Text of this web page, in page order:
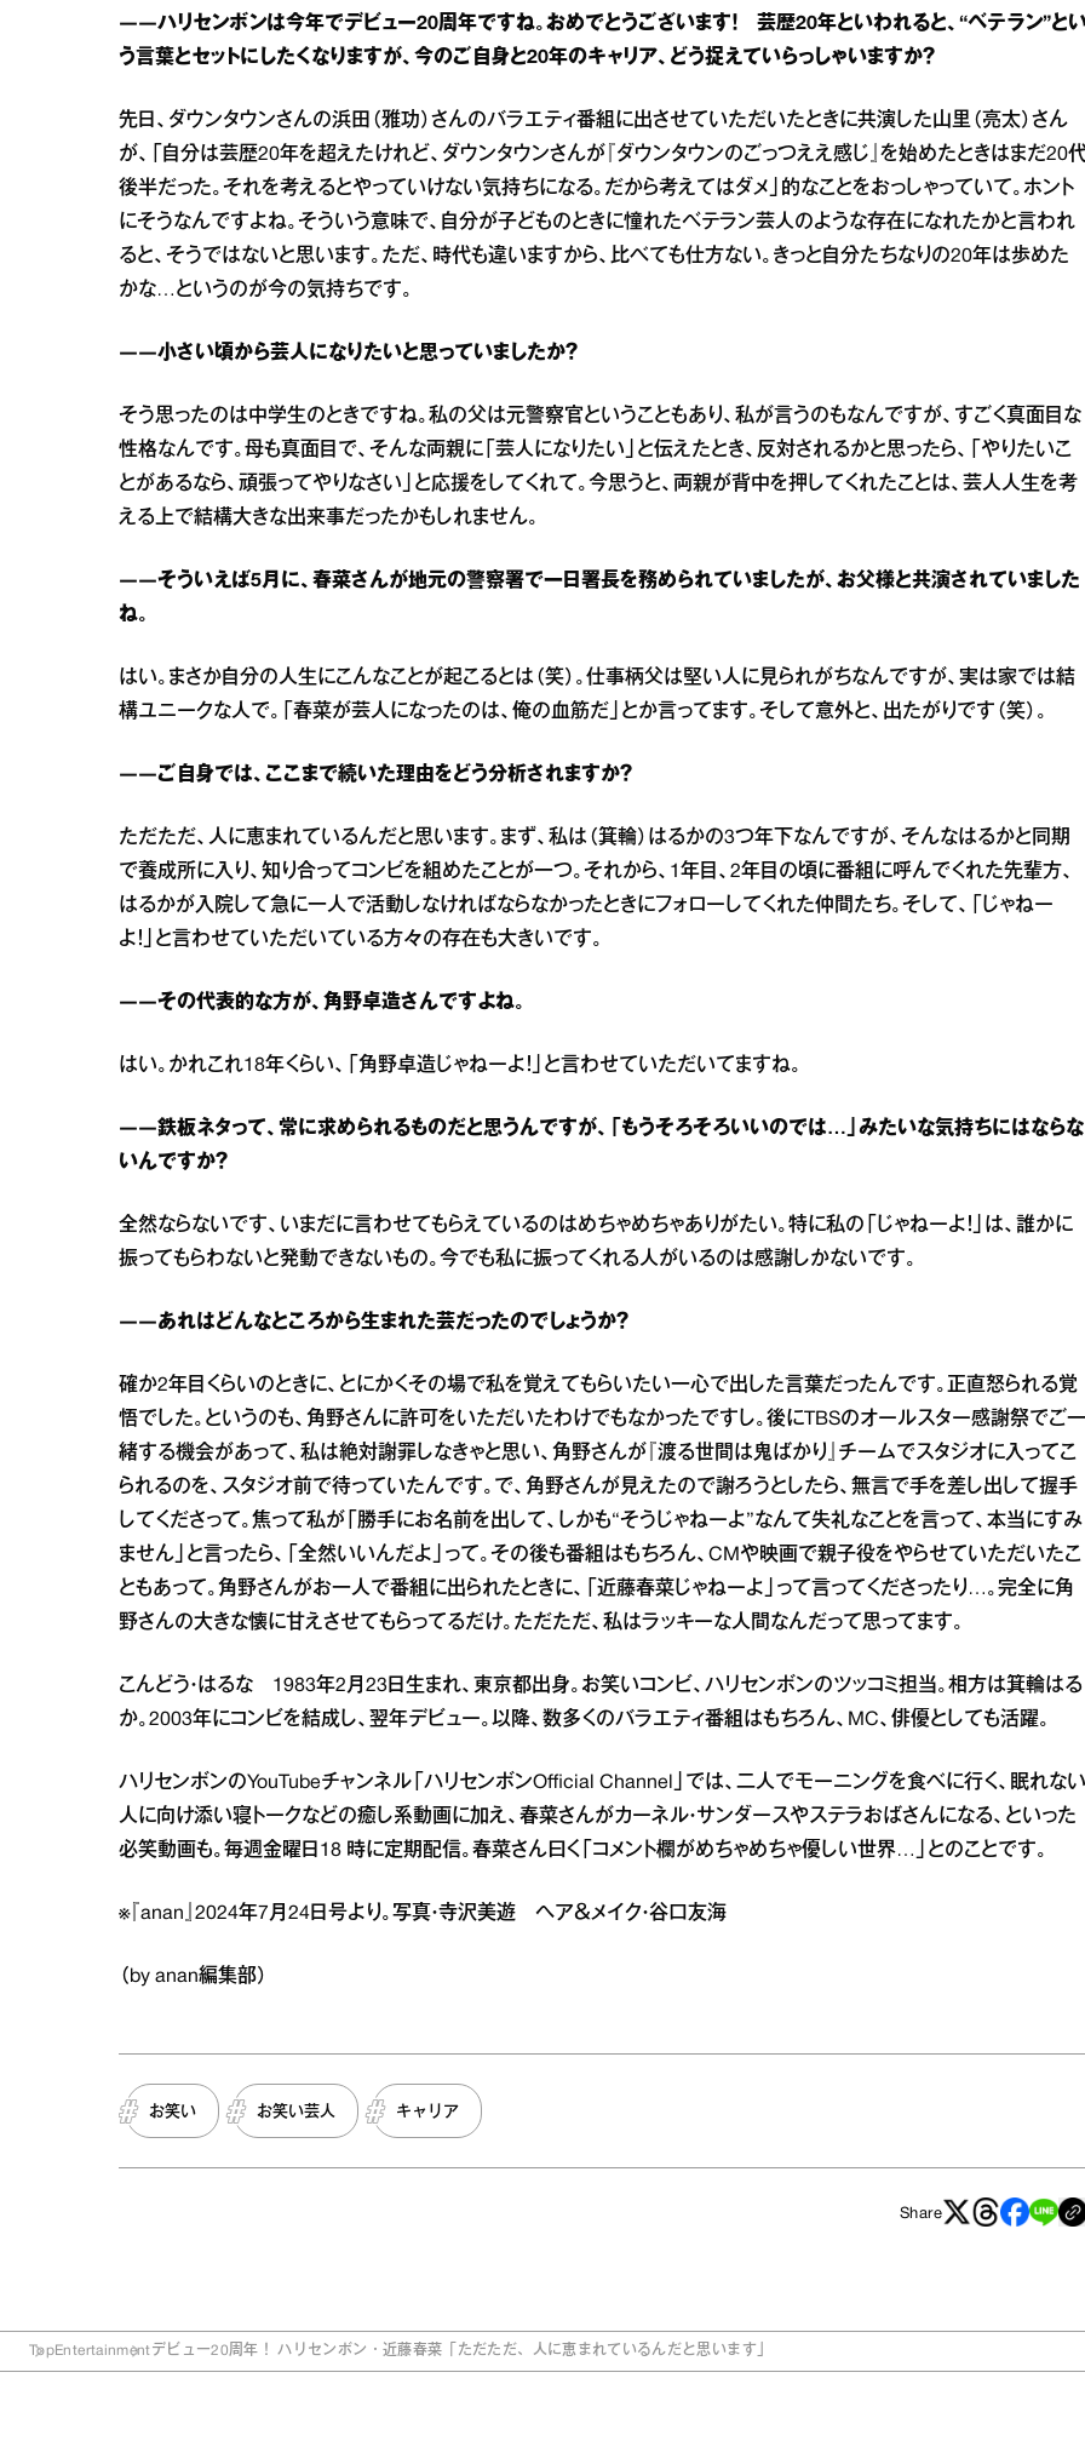
――ハリセンボンは今年でデビュー20周年ですね。おめでとうございます！ 芸歴20年といわれると、“ベテラン”と
う言葉とセットにしたくなりますが、今のご自身と20年のキャリア、どう捉えていらっしゃいますか？
先日、ダウンタウンさんの浜田（雅功）さんのバラエティ番組に出させていただいたときに共演した山里（亮太）さん
が、「自分は芸歴20年を超えたけれど、ダウンタウンさんが『ダウンタウンのごっつええ感じ』を始めたときはまだ20
後半だった。それを考えるとやっていけない気持ちになる。だから考えてはダメ」的なことをおっしゃっていて。ホント
にそうなんですよね。そういう意味で、自分が子どものときに憧れたベテラン芸人のような存在になれたかと言われ
ると、そうではないと思います。ただ、時代も違いますから、比べても仕方ない。きっと自分たちなりの20年は歩めた
かな…というのが今の気持ちです。
――小さい頃から芸人になりたいと思っていましたか？
そう思ったのは中学生のときですね。私の父は元警察官ということもあり、私が言うのもなんですが、すごく真面目な
性格なんです。母も真面目で、そんな両親に「芸人になりたい」と伝えたとき、反対されるかと思ったら、「やりたいこ
とがあるなら、頑張ってやりなさい」と応援をしてくれて。今思うと、両親が背中を押してくれたことは、芸人人生を考
える上で結構大きな出来事だったかもしれません。
――そういえば5月に、春菜さんが地元の警察署で一日署長を務められていましたが、お父様と共演されていました
ね。
はい。まさか自分の人生にこんなことが起こるとは（笑）。仕事柄父は堅い人に見られがちなんですが、実は家では結
構ユニークな人で。「春菜が芸人になったのは、俺の血筋だ」とか言ってます。そして意外と、出たがりです（笑）。
――ご自身では、ここまで続いた理由をどう分析されますか？
ただただ、人に恵まれているんだと思います。まず、私は（箕輪）はるかの3つ年下なんですが、そんなはるかと同期
で養成所に入り、知り合ってコンビを組めたことが一つ。それから、1年目、2年目の頃に番組に呼んでくれた先輩方、
はるかが入院して急に一人で活動しなければならなかったときにフォローしてくれた仲間たち。そして、「じゃねー
よ！」と言わせていただいている方々の存在も大きいです。
――その代表的な方が、角野卓造さんですよね。
はい。かれこれ18年くらい、「角野卓造じゃねーよ！」と言わせていただいてますね。
――鉄板ネタって、常に求められるものだと思うんですが、「もうそろそろいいのでは…」みたいな気持ちにはならな
いんですか？
全然ならないです、いまだに言わせてもらえているのはめちゃめちゃありがたい。特に私の「じゃねーよ！」は、誰かに
振ってもらわないと発動できないもの。今でも私に振ってくれる人がいるのは感謝しかないです。
――あれはどんなところから生まれた芸だったのでしょうか？
確か2年目くらいのときに、とにかくその場で私を覚えてもらいたい一心で出した言葉だったんです。正直怒られる覚
悟でした。というのも、角野さんに許可をいただいたわけでもなかったですし。後にTBSのオールスター感謝祭でご一
緒する機会があって、私は絶対謝罪しなきゃと思い、角野さんが『渡る世間は鬼ばかり』チームでスタジオに入ってこ
られるのを、スタジオ前で待っていたんです。で、角野さんが見えたので謝ろうとしたら、無言で手を差し出して握手
してくださって。焦って私が「勝手にお名前を出して、しかも“そうじゃねーよ”なんて失礼なことを言って、本当にすみ
ません」と言ったら、「全然いいんだよ」って。その後も番組はもちろん、CMや映画で親子役をやらせていただいたこ
ともあって。角野さんがお一人で番組に出られたときに、「近藤春菜じゃねーよ」って言ってくださったり…。完全に角
野さんの大きな懐に甘えさせてもらってるだけ。ただただ、私はラッキーな人間なんだって思ってます。
こんどう・はるな 1983年2月23日生まれ、東京都出身。お笑いコンビ、ハリセンボンのツッコミ担当。相方は箕輪はる
か。2003年にコンビを結成し、翌年デビュー。以降、数多くのバラエティ番組はもちろん、MC、俳優としても活躍。
ハリセンボンのYouTubeチャンネル「ハリセンボンOfficial Channel」では、二人でモーニングを食べに行く、眠れない
人に向け添い寝トークなどの癒し系動画に加え、春菜さんがカーネル・サンダースやステラおばさんになる、といった
必笑動画も。毎週金曜日18 時に定期配信。春菜さん曰く「コメント欄がめちゃめちゃ優しい世界…」とのことです。
※『anan』2024年7月24日号より。写真・寺沢美遊 ヘア＆メイク・谷口友海
（by anan編集部）
お笑い お笑い芸人 キャリア
Share
TopEntertainmentデビュー20周年！ ハリセンボン・近藤春菜「ただただ、人に恵まれているんだと思います」